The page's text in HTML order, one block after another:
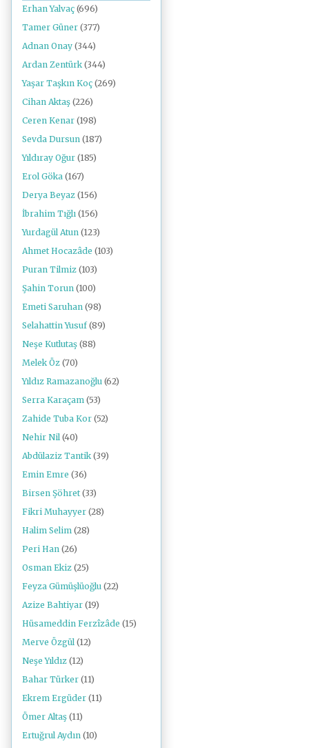
Erhan Yalvaç (696)
Tamer Güner (377)
Adnan Onay (344)
Ardan Zentürk (344)
Yaşar Taşkın Koç (269)
Cihan Aktaş (226)
Ceren Kenar (198)
Sevda Dursun (187)
Yıldıray Oğur (185)
Erol Göka (167)
Derya Beyaz (156)
İbrahim Tığlı (156)
Yurdagül Atun (123)
Ahmet Hocazâde (103)
Puran Tilmiz (103)
Şahin Torun (100)
Emeti Saruhan (98)
Selahattin Yusuf (89)
Neşe Kutlutaş (88)
Melek Öz (70)
Yıldız Ramazanoğlu (62)
Serra Karaçam (53)
Zahide Tuba Kor (52)
Nehir Nil (40)
Abdülaziz Tantik (39)
Emin Emre (36)
Birsen Şöhret (33)
Fikri Muhayyer (28)
Halim Selim (28)
Peri Han (26)
Osman Ekiz (25)
Feyza Gümüşlüoğlu (22)
Azize Bahtiyar (19)
Hüsameddin Ferzîzâde (15)
Merve Özgül (12)
Neşe Yıldız (12)
Bahar Türker (11)
Ekrem Ergüder (11)
Ömer Altaş (11)
Ertuğrul Aydın (10)